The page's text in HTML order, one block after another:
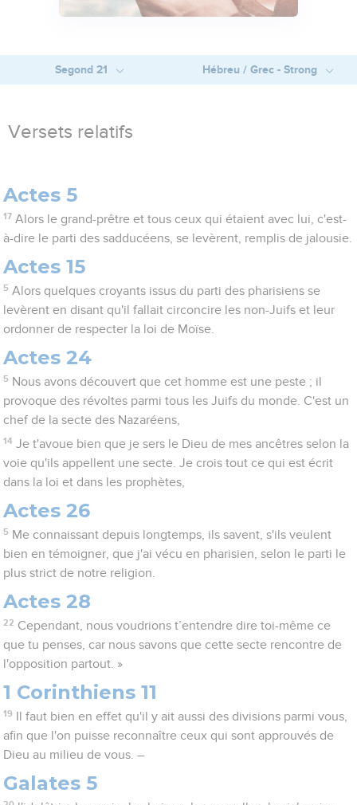
Segond 21 Hébreu / Grec - Strong
Versets relatifs
Actes 5
17 Alors le grand-prêtre et tous ceux qui étaient avec lui, c'est-
à-dire le parti des sadducéens, se levèrent, remplis de jalousie.
Actes 15
5 Alors quelques croyants issus du parti des pharisiens se
levèrent en disant qu'il fallait circoncire les non-Juifs et leur
ordonner de respecter la loi de Moïse.
Actes 24
5 Nous avons découvert que cet homme est une peste ; il
provoque des révoltes parmi tous les Juifs du monde. C'est un
chef de la secte des Nazaréens,
14 Je t'avoue bien que je sers le Dieu de mes ancêtres selon la
voie qu'ils appellent une secte. Je crois tout ce qui est écrit
dans la loi et dans les prophètes,
Actes 26
5 Me connaissant depuis longtemps, ils savent, s'ils veulent
bien en témoigner, que j'ai vécu en pharisien, selon le parti le
plus strict de notre religion.
Actes 28
22 Cependant, nous voudrions t’entendre dire toi-même ce
que tu penses, car nous savons que cette secte rencontre de
l'opposition partout. »
1 Corinthiens 11
19
Il faut bien en effet qu'il y ait aussi des divisions parmi vous,
afin que l'on puisse reconnaître ceux qui sont approuvés de
Dieu au milieu de vous. –
Galates 5